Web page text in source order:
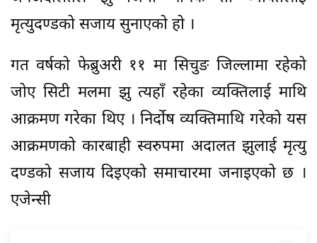
मृत्युदण्डको सजाय सुनाएको हो ।
गत वर्षको फेब्रुअरी ११ मा सिचुङ जिल्लामा रहेको
जोए सिटी मलमा झु त्यहाँ रहेका व्यक्तिलाई माथि
आक्रमण गरेका थिए । निर्दोष व्यक्तिमाथि गरेको यस
आक्रमणको कारबाही स्वरुपमा अदालत झुलाई मृत्यु
दण्डको सजाय दिइएको समाचारमा जनाइएको छ ।
एजेन्सी